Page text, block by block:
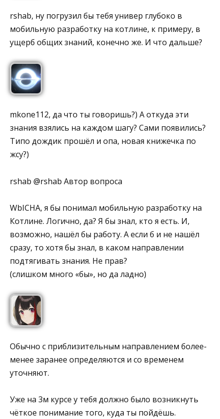
rshab, ну погрузил бы тебя универ глубоко в
мобильную разработку на котлине, к примеру, в
ущерб общих знаний, конечно же. И что дальше?
mkone112, да что ты говоришь?) А откуда эти
знания взялись на каждом шагу? Сами появились?
Типо дождик прошёл и опа, новая книжечка по
жсу?)
rshab @rshab Автор вопроса
WbICHA, я бы понимал мобильную разработку на
Котлине. Логично, да? Я бы знал, кто я есть. И,
возможно, нашёл бы работу. А если б и не нашёл
сразу, то хотя бы знал, в каком направлении
подтягивать знания. Не прав?
(слишком много «бы», но да ладно)
Обычно с приблизительным направлением более-
менее заранее определяются и со временем
уточняют.
Уже на 3м курсе у тебя должно было возникнуть
чёткое понимание того, куда ты пойдёшь.